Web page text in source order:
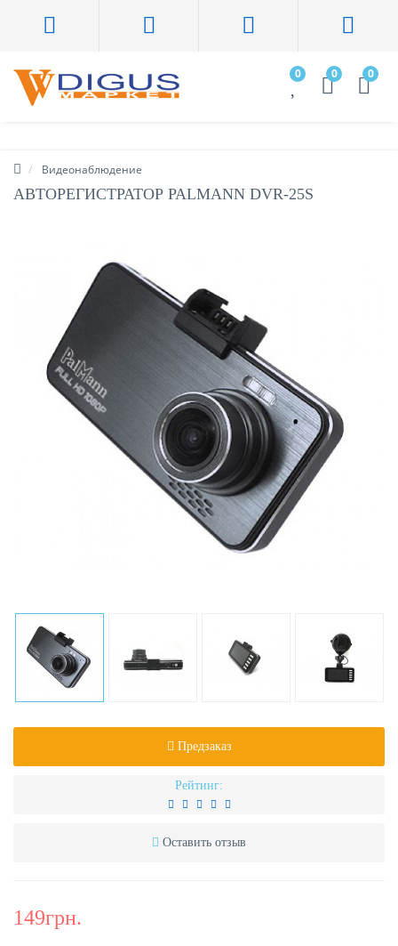
0 0 0
Видеонаблюдение
АВТОРЕГИСТРАТОР PALMANN DVR-25S
Предзаказ
Рейтинг:
Оставить отзыв
149грн.